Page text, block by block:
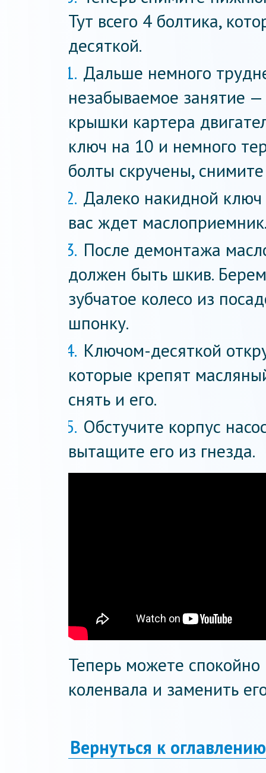
Тут всего 4 болтика,
десяткой.
Дальше немного
незабываемое занятие
крышки картера
ключ на 10 и немного
болты скручены,
Далеко накидной
вас ждет
После демонтажа
должен быть шкив.
зубчатое колесо из
шпонку.
Ключом-десяткой
которые крепят
снять и его.
Обстучите корпус
вытащите его из гнезда.
Теперь можете
коленвала и заменить
Вернуться к оглавлению